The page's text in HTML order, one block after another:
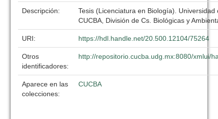
Descripción:
Tesis (Licenciatura en Biología). Universidad
CUCBA, División de Cs. Biológicas y
URI: https://hdl.handle.net/20.500.12104/75264
Otros
identificadores:
http://repositorio.cucba.udg.mx:8080/xmlui/
Aparece en las
colecciones:
CUCBA